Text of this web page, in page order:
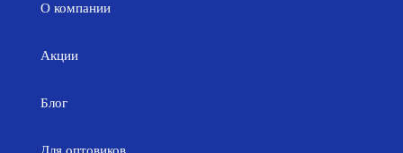
О компании
Акции
Блог